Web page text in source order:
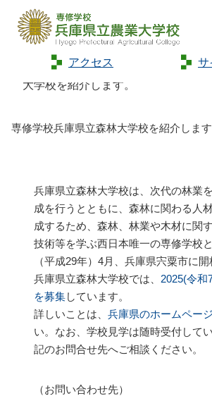
アクセス サ
Home> お知らせ>
専修
大学校を紹介します。
専修学校兵庫県立森林大学校を紹介します
兵庫県立森林大学校は、次代の林業
成を行うとともに、森林に関わる人
成するため、森林、林業や木材に関
技術等を学ぶ西日本唯一の専修学校
（平成29年）4月、兵庫県宍粟市に開
兵庫県立森林大学校では、 2025(令和
を募集しています。
詳しいことは、 兵庫県のホームページ
い。なお、学校見学は随時受付して
記のお問合せ先へご相談ください。
（お問い合わせ先）